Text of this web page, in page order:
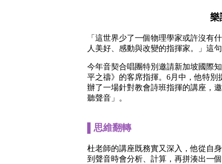
樂
「這世界少了一個物理學家或許沒有
人美好、感動與改變的指揮家。」這
今年音契合唱團特別邀請新加坡國際
平之禱》的客席指揮。6月中，他特
辦了一場針對教會詩班指揮的講座，
聽聲音」。
▌思維翻轉
杜老師的講座既務實又深入，他從自
到聲音時會分析、計算，再拼湊出一